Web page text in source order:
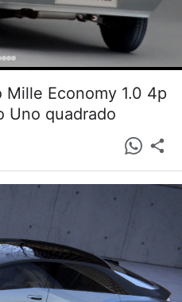
Economy 1.0 4p
Uno quadrado